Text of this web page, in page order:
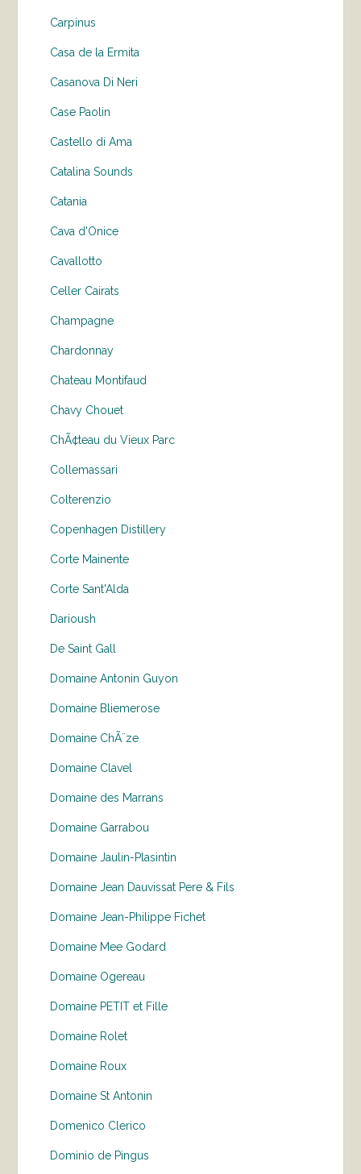
Carpinus
Casa de la Ermita
Casanova Di Neri
Case Paolin
Castello di Ama
Catalina Sounds
Catania
Cava d'Onice
Cavallotto
Celler Cairats
Champagne
Chardonnay
Chateau Montifaud
Chavy Chouet
ChÃ¢teau du Vieux Parc
Collemassari
Colterenzio
Copenhagen Distillery
Corte Mainente
Corte Sant'Alda
Darioush
De Saint Gall
Domaine Antonin Guyon
Domaine Bliemerose
Domaine ChÃ¨ze
Domaine Clavel
Domaine des Marrans
Domaine Garrabou
Domaine Jaulin-Plasintin
Domaine Jean Dauvissat Pere & Fils
Domaine Jean-Philippe Fichet
Domaine Mee Godard
Domaine Ogereau
Domaine PETIT et Fille
Domaine Rolet
Domaine Roux
Domaine St Antonin
Domenico Clerico
Dominio de Pingus